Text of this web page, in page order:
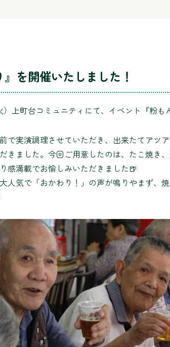
』を開催いたしました！
）上町台コミュニティにて、イベント『粉
で実演調理させていただき、出来たてアツ
きました。今回ご用意したのは、たこ焼き
感満載でお愉しみいただきました🍺
人気で「おかわり！」の声が鳴りやまず、